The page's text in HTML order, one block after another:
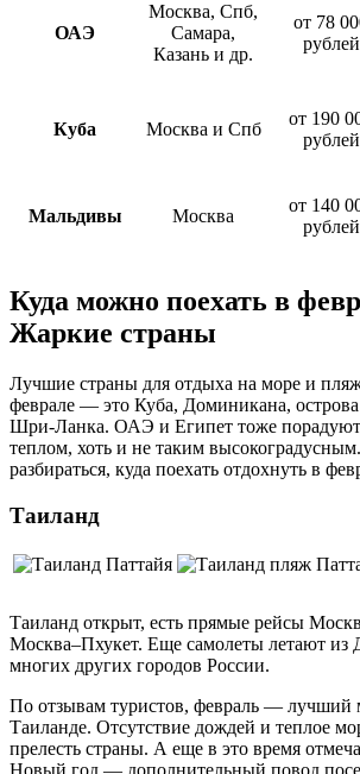
ОАЭ
Москва, Спб,
Самара,
Казань и др.
от 78
рублей
Куба Москва и Спб
от 190
рублей
Мальдивы Москва
от 140
рублей
Куда можно поехать в
Жаркие страны
Лучшие страны для отдыха на море и
феврале — это Куба, Доминикана,
Шри-Ланка. ОАЭ и Египет тоже порадуют
теплом, хоть и не таким
разбираться, куда поехать отдохнуть в
Таиланд
Таиланд открыт, есть прямые рейсы
Москва–Пхукет. Еще самолеты летают из
многих других городов России.
По отзывам туристов, февраль — лучший
Таиланде. Отсутствие дождей и теплое
прелесть страны. А еще в это время
Новый год — дополнительный повод